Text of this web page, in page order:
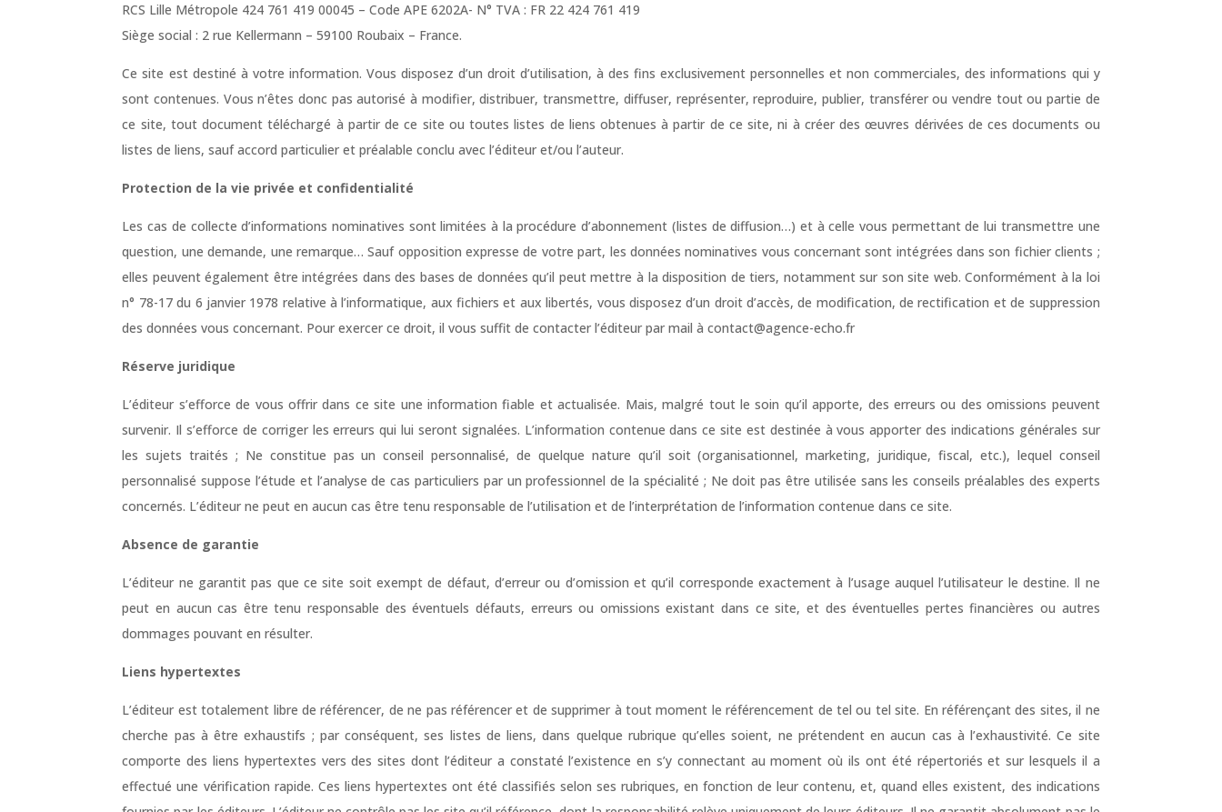
RCS Lille Métropole 424 761 419 00045 – Code APE 6202A- N° TVA : FR 22 424 761 419
Siège social : 2 rue Kellermann – 59100 Roubaix – France.
Ce site est destiné à votre information. Vous disposez d’un droit d’utilisation, à des fins exclusivement personnelles et non commerciales, des informations qui y
sont contenues. Vous n’êtes donc pas autorisé à modifier, distribuer, transmettre, diffuser, représenter, reproduire, publier, transférer ou vendre tout ou partie de
ce site, tout document téléchargé à partir de ce site ou toutes listes de liens obtenues à partir de ce site, ni à créer des œuvres dérivées de ces documents ou
listes de liens, sauf accord particulier et préalable conclu avec l’éditeur et/ou l’auteur.
Protection de la vie privée et confidentialité
Les cas de collecte d’informations nominatives sont limitées à la procédure d’abonnement (listes de diffusion…) et à celle vous permettant de lui transmettre une
question, une demande, une remarque… Sauf opposition expresse de votre part, les données nominatives vous concernant sont intégrées dans son fichier clients ;
elles peuvent également être intégrées dans des bases de données qu’il peut mettre à la disposition de tiers, notamment sur son site web. Conformément à la loi
n° 78-17 du 6 janvier 1978 relative à l’informatique, aux fichiers et aux libertés, vous disposez d’un droit d’accès, de modification, de rectification et de suppression
des données vous concernant. Pour exercer ce droit, il vous suffit de contacter l’éditeur par mail à contact@agence-echo.fr
Réserve juridique
L’éditeur s’efforce de vous offrir dans ce site une information fiable et actualisée. Mais, malgré tout le soin qu’il apporte, des erreurs ou des omissions peuvent
survenir. Il s’efforce de corriger les erreurs qui lui seront signalées. L’information contenue dans ce site est destinée à vous apporter des indications générales sur
les sujets traités ; Ne constitue pas un conseil personnalisé, de quelque nature qu’il soit (organisationnel, marketing, juridique, fiscal, etc.), lequel conseil
personnalisé suppose l’étude et l’analyse de cas particuliers par un professionnel de la spécialité ; Ne doit pas être utilisée sans les conseils préalables des experts
concernés. L’éditeur ne peut en aucun cas être tenu responsable de l’utilisation et de l’interprétation de l’information contenue dans ce site.
Absence de garantie
L’éditeur ne garantit pas que ce site soit exempt de défaut, d’erreur ou d’omission et qu’il corresponde exactement à l’usage auquel l’utilisateur le destine. Il ne
peut en aucun cas être tenu responsable des éventuels défauts, erreurs ou omissions existant dans ce site, et des éventuelles pertes financières ou autres
dommages pouvant en résulter.
Liens hypertextes
L’éditeur est totalement libre de référencer, de ne pas référencer et de supprimer à tout moment le référencement de tel ou tel site. En référençant des sites, il ne
cherche pas à être exhaustifs ; par conséquent, ses listes de liens, dans quelque rubrique qu’elles soient, ne prétendent en aucun cas à l’exhaustivité. Ce site
comporte des liens hypertextes vers des sites dont l’éditeur a constaté l’existence en s’y connectant au moment où ils ont été répertoriés et sur lesquels il a
effectué une vérification rapide. Ces liens hypertextes ont été classifiés selon ses rubriques, en fonction de leur contenu, et, quand elles existent, des indications